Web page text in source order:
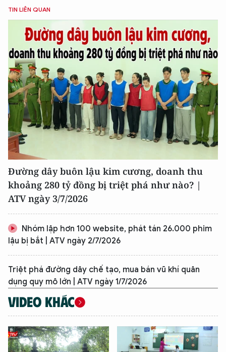
TIN LIÊN QUAN
Đường dây buôn lậu kim cương, doanh thu
khoảng 280 tỷ đồng bị triệt phá như nào? |
ATV ngày 3/7/2026
Nhóm lập hơn 100 website, phát tán 26.000 phim
lậu bị bắt | ATV ngày 2/7/2026
Triệt phá đường dây chế tạo, mua bán vũ khí quân
dụng quy mô lớn | ATV ngày 1/7/2026
VIDEO KHÁC